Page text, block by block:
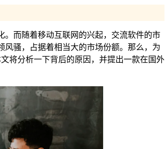
。而随着移动互联网的兴起，交流软件的市
风骚，占据着相当大的市场份额。那么，为
将分析一下背后的原因，并提出一款在国外